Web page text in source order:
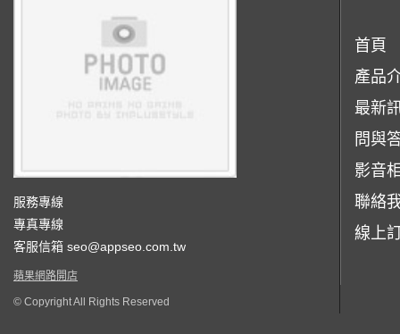
服務專線
專真專線
客服信箱 seo@appseo.com.tw
蘋果網路開店
© Copyright All Rights Reserved
首頁
產品
最新
問與
影音
聯絡
線上